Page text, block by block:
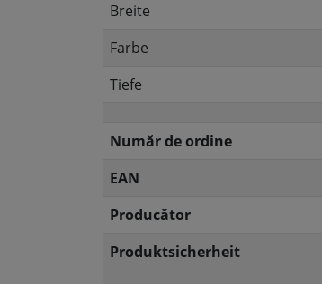
Breite
Farbe
Tiefe
Număr de ordine
EAN
Producător
Produktsicherheit